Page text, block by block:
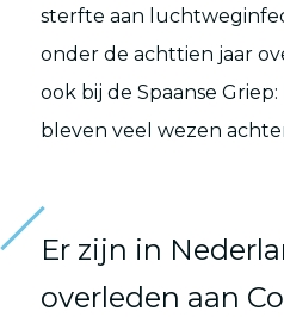
sterfte aan
onder de achttien jaar
ook bij de Spaanse
bleven veel wezen
Er zijn in
overleden aan